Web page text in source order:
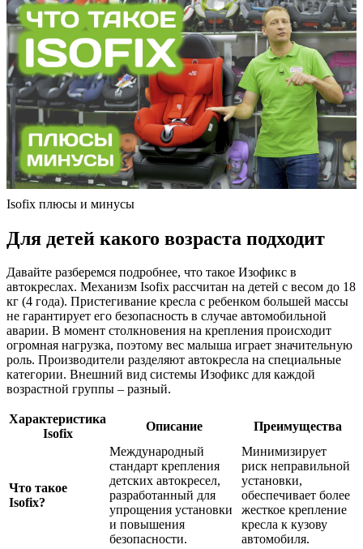
Isofix плюсы и минусы
Для детей какого возраста подходит
Давайте разберемся подробнее, что такое Изофикс в
автокреслах. Механизм Isofix рассчитан на детей с весом до 18
кг (4 года). Пристегивание кресла с ребенком большей массы
не гарантирует его безопасность в случае автомобильной
аварии. В момент столкновения на крепления происходит
огромная нагрузка, поэтому вес малыша играет значительную
роль. Производители разделяют автокресла на специальные
категории. Внешний вид системы Изофикс для каждой
возрастной группы – разный.
Характеристика
Isofix
Описание Преимущества
Что такое
Isofix?
Международный
стандарт крепления
детских автокресел,
разработанный для
упрощения установки
и повышения
безопасности.
Минимизирует
риск неправильной
установки,
обеспечивает более
жесткое крепление
кресла к кузову
автомобиля.